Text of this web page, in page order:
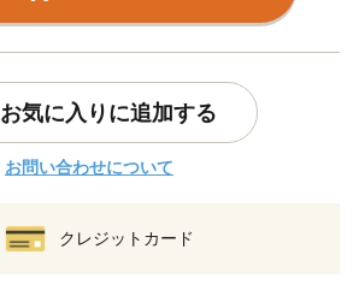
お気に入りに追加する
お問い合わせについて
クレジットカード